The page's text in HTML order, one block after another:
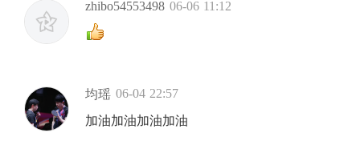
zhibo54553498 06-06 11:12
均瑶 06-04 22:57
加油加油加油加油